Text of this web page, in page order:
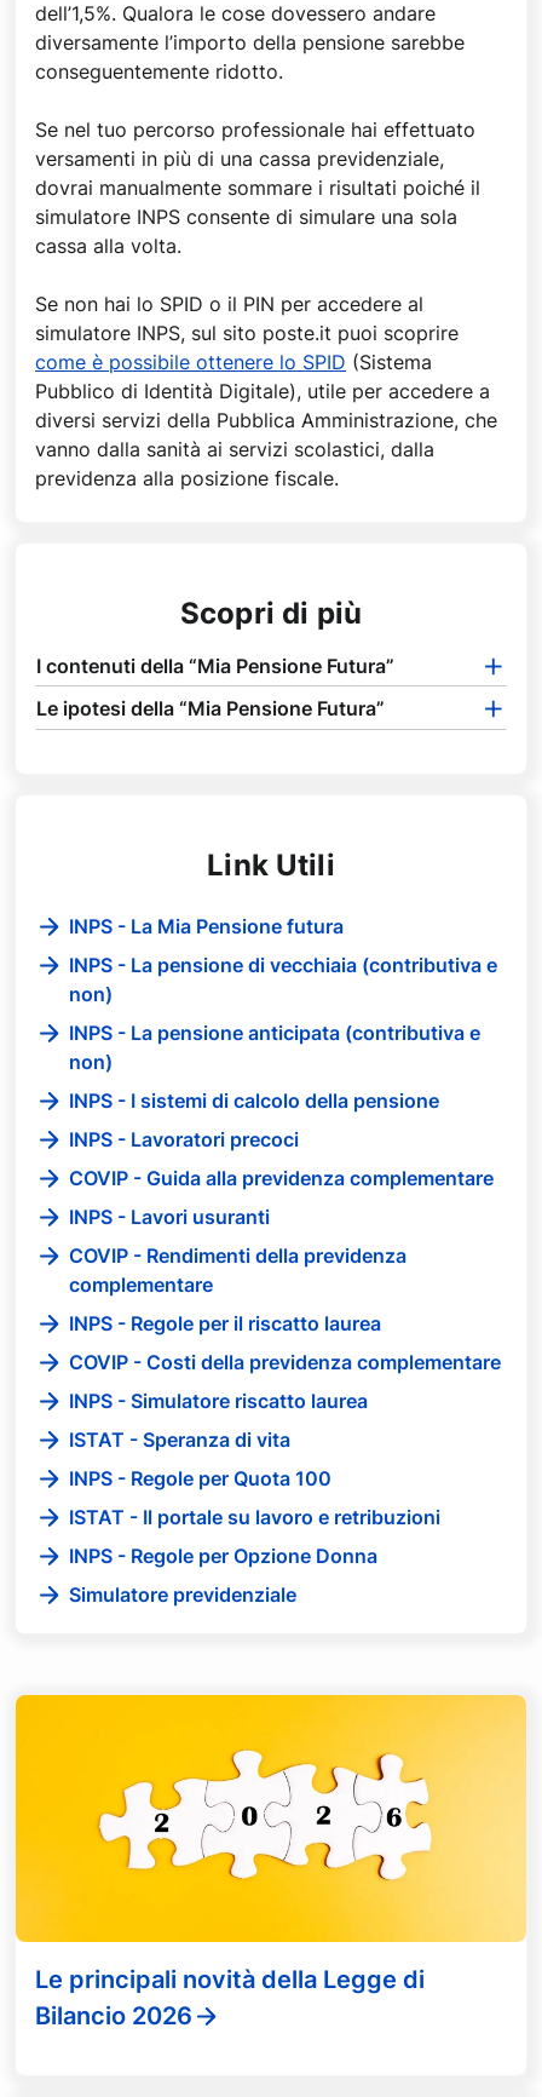
dell’1,5%. Qualora le cose dovessero andare
diversamente l’importo della pensione sarebbe
conseguentemente ridotto.
Se nel tuo percorso professionale hai effettuato
versamenti in più di una cassa previdenziale,
dovrai manualmente sommare i risultati poiché il
simulatore INPS consente di simulare una sola
cassa alla volta.
Se non hai lo SPID o il PIN per accedere al
simulatore INPS, sul sito poste.it puoi scoprire
come è possibile ottenere lo SPID (Sistema
Pubblico di Identità Digitale), utile per accedere a
diversi servizi della Pubblica Amministrazione, che
vanno dalla sanità ai servizi scolastici, dalla
previdenza alla posizione fiscale.
Scopri di più
I contenuti della “Mia Pensione Futura”
Le ipotesi della “Mia Pensione Futura”
Link Utili
INPS - La Mia Pensione futura
INPS - La pensione di vecchiaia (contributiva e
non)
INPS - La pensione anticipata (contributiva e
non)
INPS - I sistemi di calcolo della pensione
INPS - Lavoratori precoci
COVIP - Guida alla previdenza complementare
INPS - Lavori usuranti
COVIP - Rendimenti della previdenza
complementare
INPS - Regole per il riscatto laurea
COVIP - Costi della previdenza complementare
INPS - Simulatore riscatto laurea
ISTAT - Speranza di vita
INPS - Regole per Quota 100
ISTAT - Il portale su lavoro e retribuzioni
INPS - Regole per Opzione Donna
Simulatore previdenziale
Le principali novità della Legge di
Bilancio 2026